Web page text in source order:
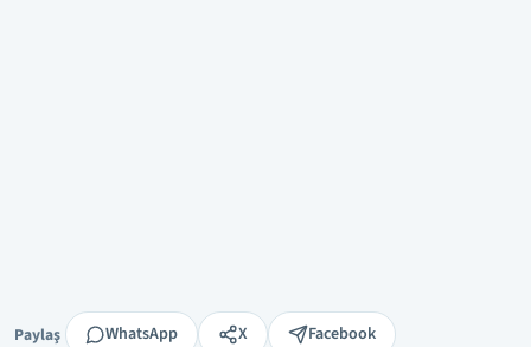
Paylaş
Paylaş WhatsApp X
Facebook